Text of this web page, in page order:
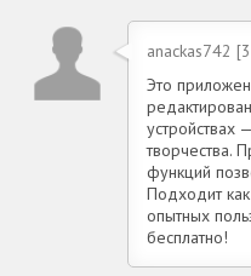
anackas742
Это
устройствах
творчества.
функций
Подходит
опытных
бесплатно!